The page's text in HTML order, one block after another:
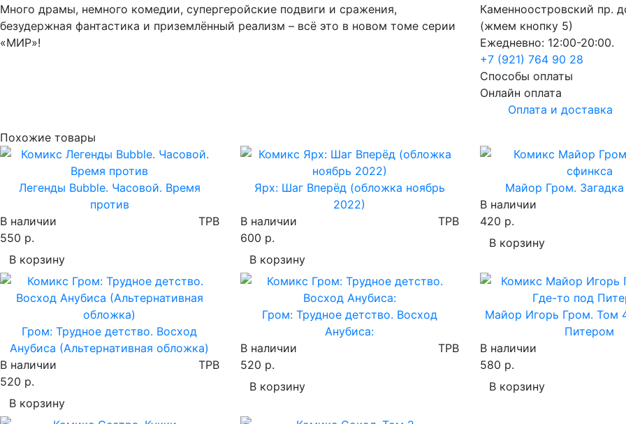
Много драмы, немного комедии, супергеройские подвиги и сражения,
безудержная фантастика и приземлённый реализм – всё это в новом томе серии
«МИР»!
Каменноостровский пр.
(жмем кнопку 5)
Ежедневно: 12:00-20:00.
+7 (921) 764 90 28
Способы оплаты
Онлайн оплата
Оплата и доставка
Похожие товары
Легенды Bubble. Часовой. Время
против
В наличии
TPB
550 р.
В корзину
Ярх: Шаг Вперёд (обложка ноябрь
2022)
В наличии
TPB
600 р.
В корзину
Майор Гром.
В наличии
420 р.
В корзину
Гром: Трудное детство. Восход
Анубиса (Альтернативная обложка)
В наличии
TPB
520 р.
В корзину
Гром: Трудное детство. Восход
Анубиса:
В наличии
TPB
520 р.
В корзину
Майор Игорь Гром. Том
Питером
В наличии
580 р.
В корзину